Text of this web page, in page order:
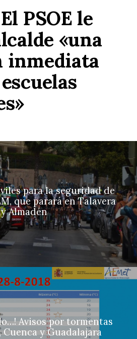
PSOE le
«una
inmediata
para la seguridad de
que parará en Talavera
y Almadén
Avisos por tormentas
Cuenca y Guadalajara